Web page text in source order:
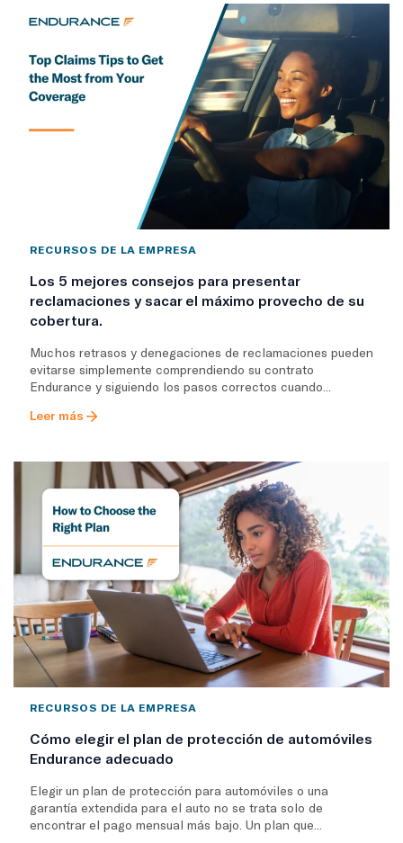
RECURSOS DE LA EMPRESA
Los 5 mejores consejos para presentar
reclamaciones y sacar el máximo provecho de su
cobertura.
Muchos retrasos y denegaciones de reclamaciones pueden
evitarse simplemente comprendiendo su contrato
Endurance y siguiendo los pasos correctos cuando...
Leer más
RECURSOS DE LA EMPRESA
Cómo elegir el plan de protección de automóviles
Endurance adecuado
Elegir un plan de protección para automóviles o una
garantía extendida para el auto no se trata solo de
encontrar el pago mensual más bajo. Un plan que...